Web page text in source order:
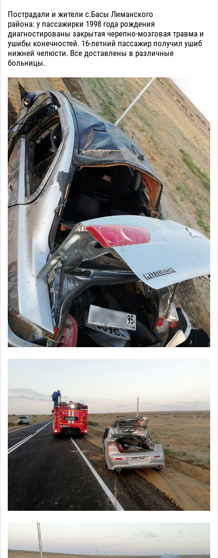
Пострадали и жители с.Басы Лиманского
района: у пассажирки 1998 года рождения
диагностированы закрытая черепно-мозговая травма и
ушибы конечностей. 16-летний пассажир получил ушиб
нижней челюсти. Все доставлены в различные
больницы.